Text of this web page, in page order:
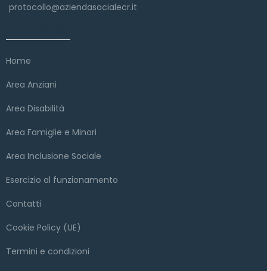
protocollo@aziendasocialecr.it
Home
Area Anziani
Area Disabilità
Area Famiglie e Minori
Area Inclusione Sociale
Esercizio al funzionamento
Contatti
Cookie Policy (UE)
Termini e condizioni